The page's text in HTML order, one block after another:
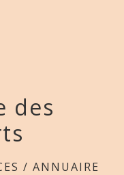
des
/ ANNUAIRE